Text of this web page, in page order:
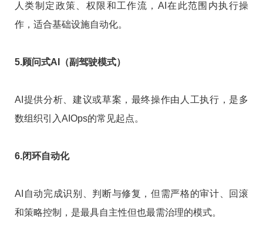
人类制定政策、权限和工作流，AI在此范围内执行操
作，适合基础设施自动化。
5.顾问式AI（副驾驶模式）
AI提供分析、建议或草案，最终操作由人工执行，是多
数组织引入AIOps的常见起点。
6.闭环自动化
AI自动完成识别、判断与修复，但需严格的审计、回滚
和策略控制，是最具自主性但也最需治理的模式。